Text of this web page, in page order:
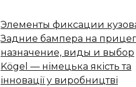
Элементы фиксации
Задние бампера на
назначение, виды и выбор
Kögel — німецька якість та
інновації у виробництві